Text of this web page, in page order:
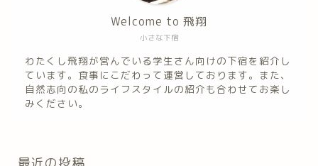
小さな下宿
Welcome to 飛翔
わたくし飛翔が営んでいる学生さん向けの下宿を紹介し
ています。食事にこだわって運営しております。また、
自然志向の私のライフスタイルの紹介も合わせてお楽し
みください。
最近の投稿